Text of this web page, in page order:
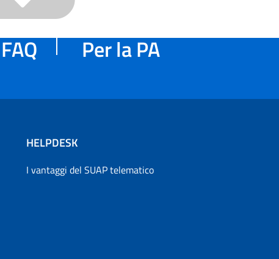
FAQ Per la PA
HELPDESK
I vantaggi del SUAP telematico